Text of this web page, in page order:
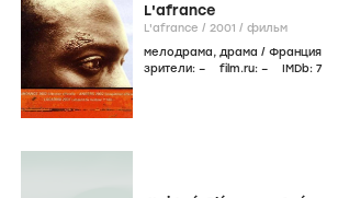
L'afrance
L'afrance / 2001 / фильм
мелодрама, драма / Франция
зрители: – film.ru: – IMDb: 7